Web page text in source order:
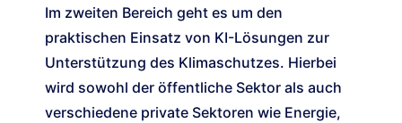
Im zweiten Bereich geht es um den
praktischen Einsatz von KI-Lösungen zur
Unterstützung des Klimaschutzes. Hierbei
wird sowohl der öffentliche Sektor als auch
verschiedene private Sektoren wie Energie,